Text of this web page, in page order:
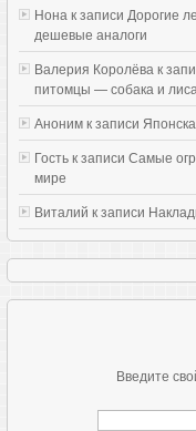
Нона к записи Дорогие
дешевые аналоги
Валерия Королёва к
питомцы — собака и лиса
Аноним к записи
Гость к записи Самые
мире
Виталий к записи
Введите